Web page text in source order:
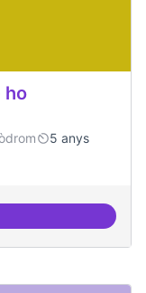
ho
5 anys
delirants que ho